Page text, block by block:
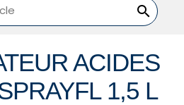

ACIDES
1,5 L